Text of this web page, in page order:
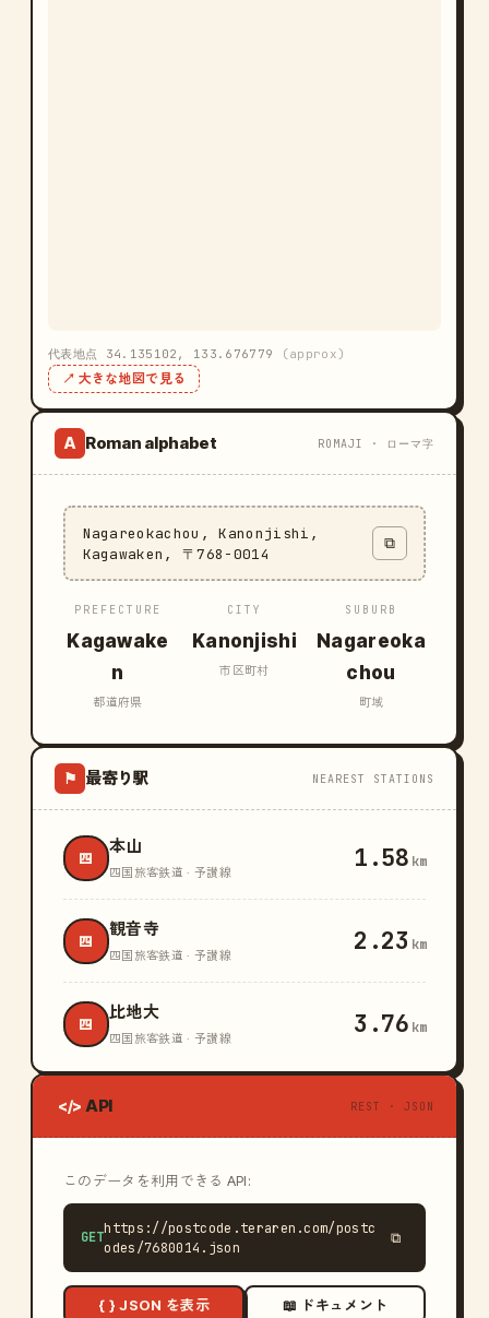
代表地点 34.135102, 133.676779 (approx)
↗ 大きな地図で見る
A Roman alphabet ROMAJI · ローマ字
Nagareokachou, Kanonjishi,
Kagawaken, 〒768-0014
⧉
PREFECTURE
Kagawake
n
都道府県
CITY
Kanonjishi
市区町村
SUBURB
Nagareoka
chou
町域
⚑ 最寄り駅 NEAREST STATIONS
四
本山
四国旅客鉄道 · 予讃線 1.58 km
四
観音寺
四国旅客鉄道 · 予讃線 2.23 km
四
比地大
四国旅客鉄道 · 予讃線 3.76 km
</> API REST · JSON
このデータを利用できる API:
GET
https://postcode.teraren.com/postc
odes/7680014.json
⧉
{ } JSON を表示 📖 ドキュメント